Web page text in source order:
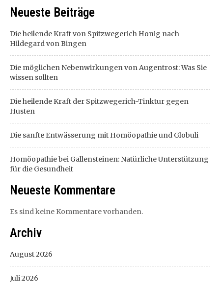
Neueste Beiträge
Die heilende Kraft von Spitzwegerich Honig nach
Hildegard von Bingen
Die möglichen Nebenwirkungen von Augentrost: Was Sie
wissen sollten
Die heilende Kraft der Spitzwegerich-Tinktur gegen
Husten
Die sanfte Entwässerung mit Homöopathie und Globuli
Homöopathie bei Gallensteinen: Natürliche Unterstützung
für die Gesundheit
Neueste Kommentare
Es sind keine Kommentare vorhanden.
Archiv
August 2026
Juli 2026